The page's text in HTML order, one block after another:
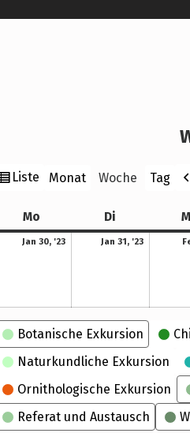
Ansicht
Liste Monat Woche Tag
Mo Di
Jan 30, '23
30. Januar 2023
Jan 31, '23
31. Januar 2023
Kategorien
Botanische Exkursion
Naturkundliche Exkursion
Ornithologische Exkursion
Referat und Austausch